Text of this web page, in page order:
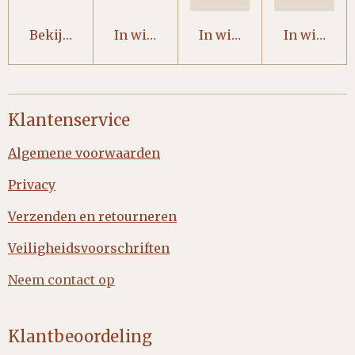
Bekijk detailsIn winkelwagenIn winkelwagen
In
Klantenservice
Algemene voorwaarden
Privacy
Verzenden en retourneren
Veiligheidsvoorschriften
Neem contact op
Klantbeoordeling